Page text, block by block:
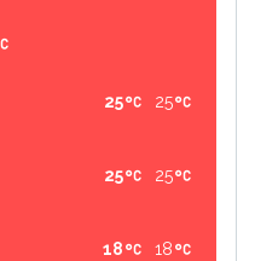
25
25
25
25
18
18